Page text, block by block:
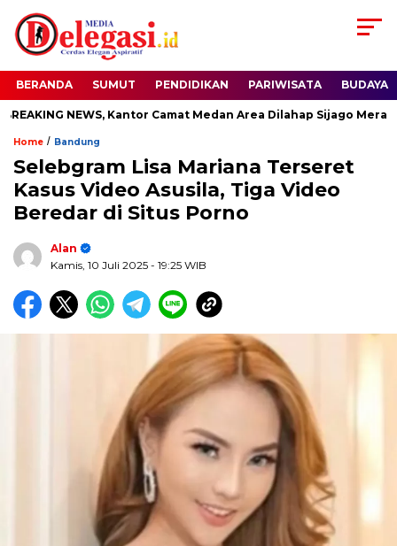
BERANDA SUMUT PENDIDIKAN PARIWISATA BUDAYA
NEWS, Kantor Camat Medan Area Dilahap Sijago Merah
Home / Bandung
Selebgram Lisa Mariana Terseret
Kasus Video Asusila, Tiga Video
Beredar di Situs Porno
Alan
Kamis, 10 Juli 2025 - 19:25 WIB